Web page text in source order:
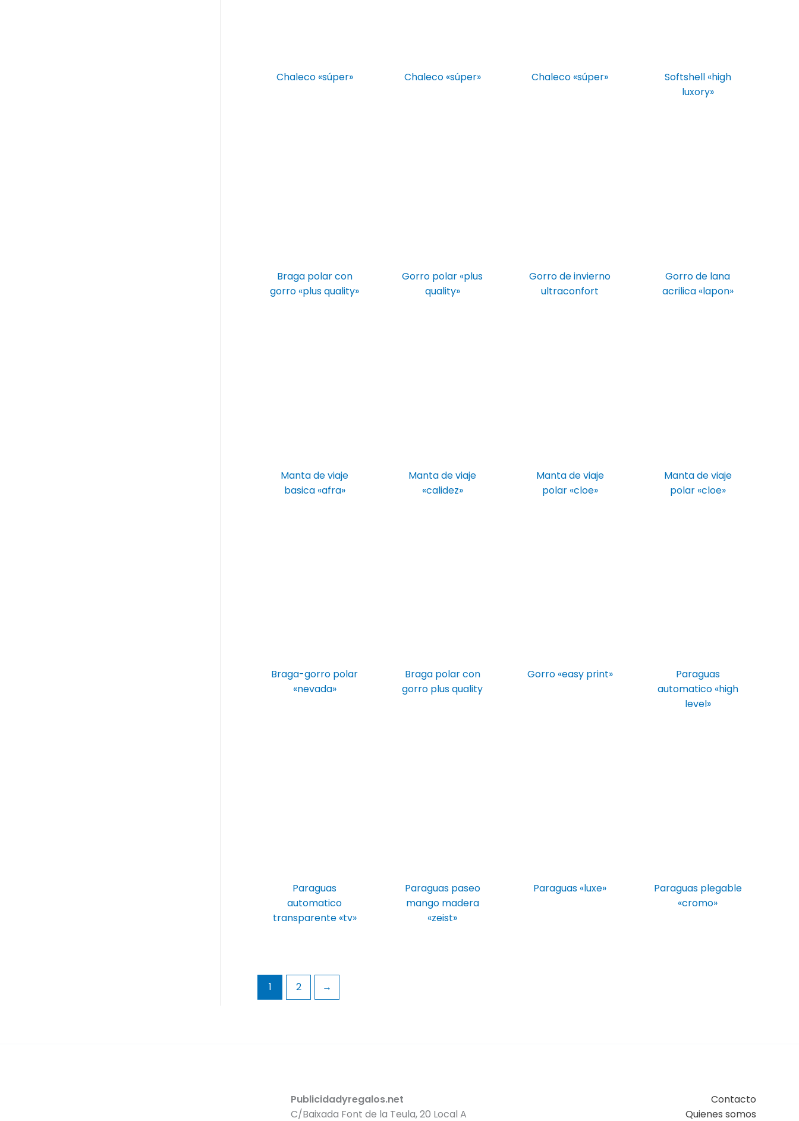
Chaleco «súper» Chaleco «súper» Chaleco «súper»
Softshell «high
luxory»
Braga polar con
gorro «plus quality»
Gorro polar «plus
quality»
Gorro de invierno
ultraconfort
Gorro de lana
acrilica «lapon»
Manta de viaje
basica «afra»
Manta de viaje
«calidez»
Manta de viaje
polar «cloe»
Manta de viaje
polar «cloe»
Braga-gorro polar
«nevada»
Braga polar con
gorro plus quality
Gorro «easy print»
Paraguas
automatico «high
level»
Paraguas
automatico
transparente «tv»
Paraguas paseo
mango madera
«zeist»
Paraguas «luxe»
Paraguas plegable
«cromo»
1 2 →
Publicidadyregalos.net
C/Baixada Font de la Teula, 20 Local A
Contacto
Quienes somos